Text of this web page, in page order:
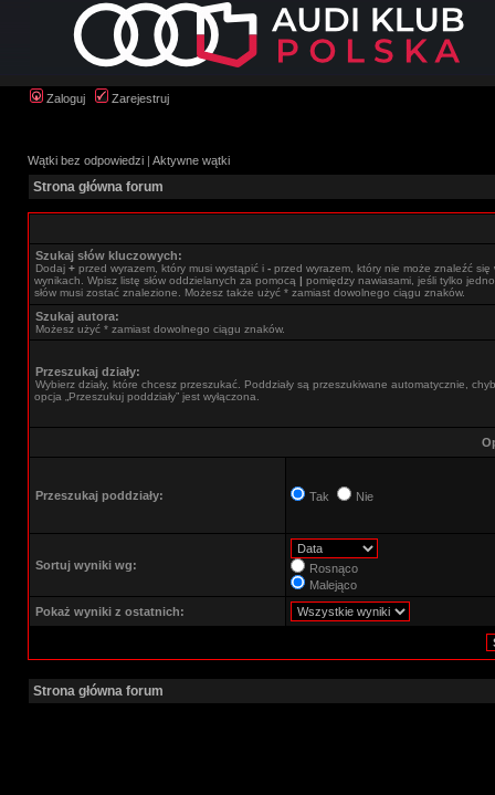
Zaloguj Zarejestruj
Wątki bez odpowiedzi | Aktywne wątki
Strona główna forum
Szukaj słów kluczowych:
Dodaj + przed wyrazem, który musi wystąpić i - przed wyrazem, który nie może znaleźć się
wynikach. Wpisz listę słów oddzielanych za pomocą | pomiędzy nawiasami, jeśli tylko
słów musi zostać znalezione. Możesz także użyć * zamiast dowolnego ciągu znaków.
Szukaj autora:
Możesz użyć * zamiast dowolnego ciągu znaków.
Przeszukaj działy:
Wybierz działy, które chcesz przeszukać. Poddziały są przeszukiwane automatycznie,
opcja „Przeszukuj poddziały” jest wyłączona.
Przeszukaj poddziały: Tak Nie
Sortuj wyniki wg:
Rosnąco
Malejąco
Pokaż wyniki z ostatnich:
Strona główna forum